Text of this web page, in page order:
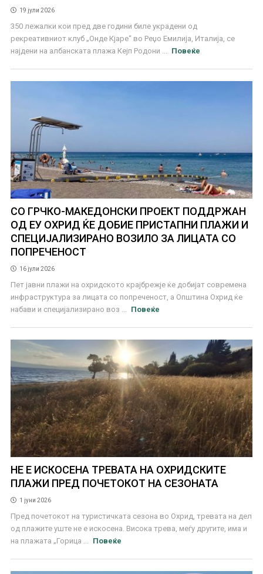
19 јули 2026
350 лежалки кои пред две години биле украдени од
рекреативниот клуб „Онде Кјаре“ во Реџо Емилија, Италија, се
најдени на албанската плажа Кејп Родони ...
Повеќе
СО ГРЧКО-МАКЕДОНСКИ ПРОЕКТ ПОДДРЖАН
ОД ЕУ ОХРИД ЌЕ ДОБИЕ ПРИСТАПНИ ПЛАЖИ И
СПЕЦИЈАЛИЗИРАНО ВОЗИЛО ЗА ЛИЦАТА СО
ПОПРЕЧЕНОСТ
16 јули 2026
Пет јавни плажи на охридското крајбрежје ќе добијат современа
инфраструктура за лицата со попреченост, а Општина Охрид ќе
набави и специјализирано воз ...
Повеќе
НЕ E ИСКОСЕНА ТРЕВАТА НА ОХРИДСКИТЕ
ПЛАЖИ ПРЕД ПОЧЕТОКОТ НА СЕЗОНАТА
1 јуни 2026
Пред почетокот на туристичката сезона во Охрид, тревата на дел
од плажите уште не е искосена. Висока трева, меѓу другите, има и
на плажата „Горица ...
Повеќе